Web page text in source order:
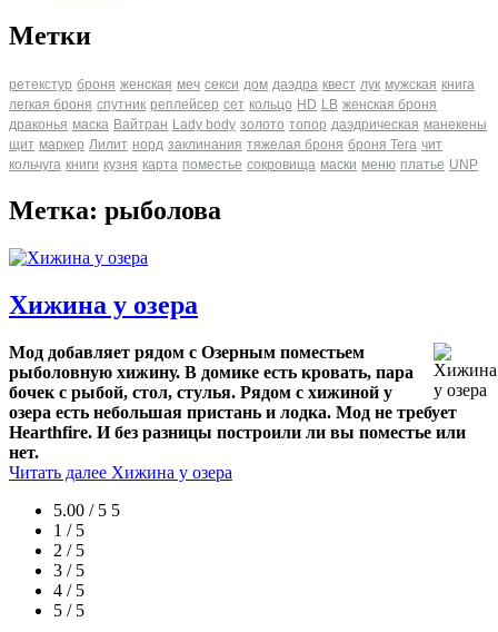
Метки
ретекстур броня женская меч секси дом даэдра квест лук мужская книга
легкая броня спутник реплейсер сет кольцо HD LB женская броня
драконья маска Вайтран Lady body золото топор даэдрическая манекены
щит маркер Лилит норд заклинания тяжелая броня броня Tera чит
кольчуга книги кузня карта поместье сокровища маски меню платье UNP
Метка: рыболова
Хижина у озера
Мод добавляет рядом с Озерным поместьем
рыболовную хижину. В домике есть кровать, пара
бочек с рыбой, стол, стулья. Рядом с хижиной у
озера есть небольшая пристань и лодка. Мод не требует
Hearthfire. И без разницы построили ли вы поместье или
нет.
Читать далее Хижина у озера
5.00 / 5 5
1 / 5
2 / 5
3 / 5
4 / 5
5 / 5